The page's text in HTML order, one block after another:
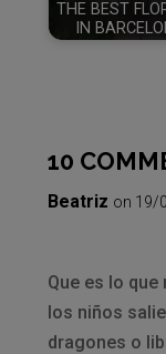
THE BEST
IN
10
Beatriz on 19/
Que es lo
los niños
dragones o